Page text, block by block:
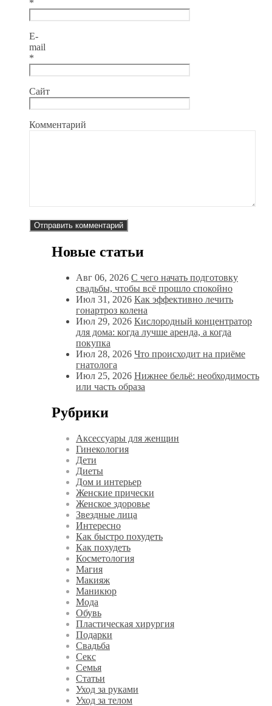
*
E-
mail
*
Сайт
Комментарий
Новые статьи
Авг 06, 2026 С чего начать подготовку
свадьбы, чтобы всё прошло спокойно
Июл 31, 2026 Как эффективно лечить
гонартроз колена
Июл 29, 2026 Кислородный концентратор
для дома: когда лучше аренда, а когда
покупка
Июл 28, 2026 Что происходит на приёме
гнатолога
Июл 25, 2026 Нижнее бельё: необходимость
или часть образа
Рубрики
Аксессуары для женщин
Гинекология
Дети
Диеты
Дом и интерьер
Женские прически
Женское здоровье
Звездные лица
Интересно
Как быстро похудеть
Как похудеть
Косметология
Магия
Макияж
Маникюр
Мода
Обувь
Пластическая хирургия
Подарки
Свадьба
Секс
Семья
Статьи
Уход за руками
Уход за телом